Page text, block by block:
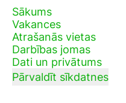
Sākums
Vakances
Atrašanās vietas
Darbības jomas
Dati un privātums
Pārvaldīt sīkdatnes